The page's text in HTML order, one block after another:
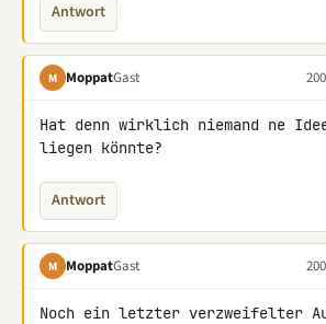
Antwort
M MoppatGast
Hat denn wirklich niemand ne
liegen könnte?
Antwort
M MoppatGast
Noch ein letzter verzweifelter